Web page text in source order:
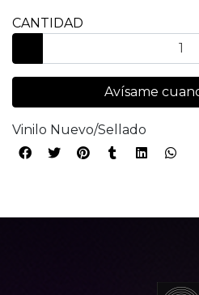
CANTIDAD
Avísame
Vinilo Nuevo/Sellado